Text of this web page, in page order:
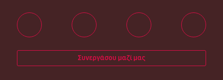
Συνεργάσου μαζί μας